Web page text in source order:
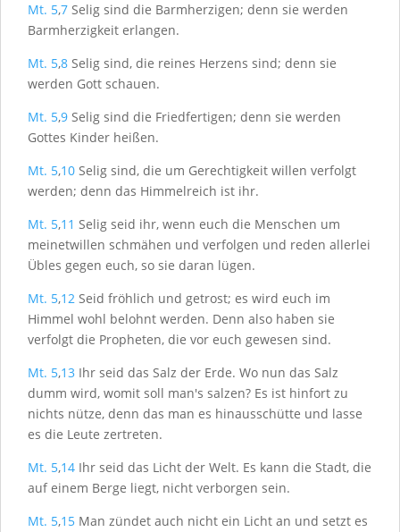
Mt. 5,7 Selig sind die Barmherzigen; denn sie werden
Barmherzigkeit erlangen.
Mt. 5,8 Selig sind, die reines Herzens sind; denn sie
werden Gott schauen.
Mt. 5,9 Selig sind die Friedfertigen; denn sie werden
Gottes Kinder heißen.
Mt. 5,10 Selig sind, die um Gerechtigkeit willen verfolgt
werden; denn das Himmelreich ist ihr.
Mt. 5,11 Selig seid ihr, wenn euch die Menschen um
meinetwillen schmähen und verfolgen und reden allerlei
Übles gegen euch, so sie daran lügen.
Mt. 5,12 Seid fröhlich und getrost; es wird euch im
Himmel wohl belohnt werden. Denn also haben sie
verfolgt die Propheten, die vor euch gewesen sind.
Mt. 5,13 Ihr seid das Salz der Erde. Wo nun das Salz
dumm wird, womit soll man's salzen? Es ist hinfort zu
nichts nütze, denn das man es hinausschütte und lasse
es die Leute zertreten.
Mt. 5,14 Ihr seid das Licht der Welt. Es kann die Stadt, die
auf einem Berge liegt, nicht verborgen sein.
Mt. 5,15 Man zündet auch nicht ein Licht an und setzt es